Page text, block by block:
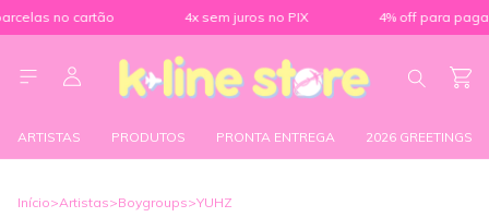
no cartão 4x sem juros no PIX 4% off para
ARTISTAS PRODUTOS PRONTA ENTREGA 2026 GREETINGS
Início>Artistas>Boygroups>YUHZ